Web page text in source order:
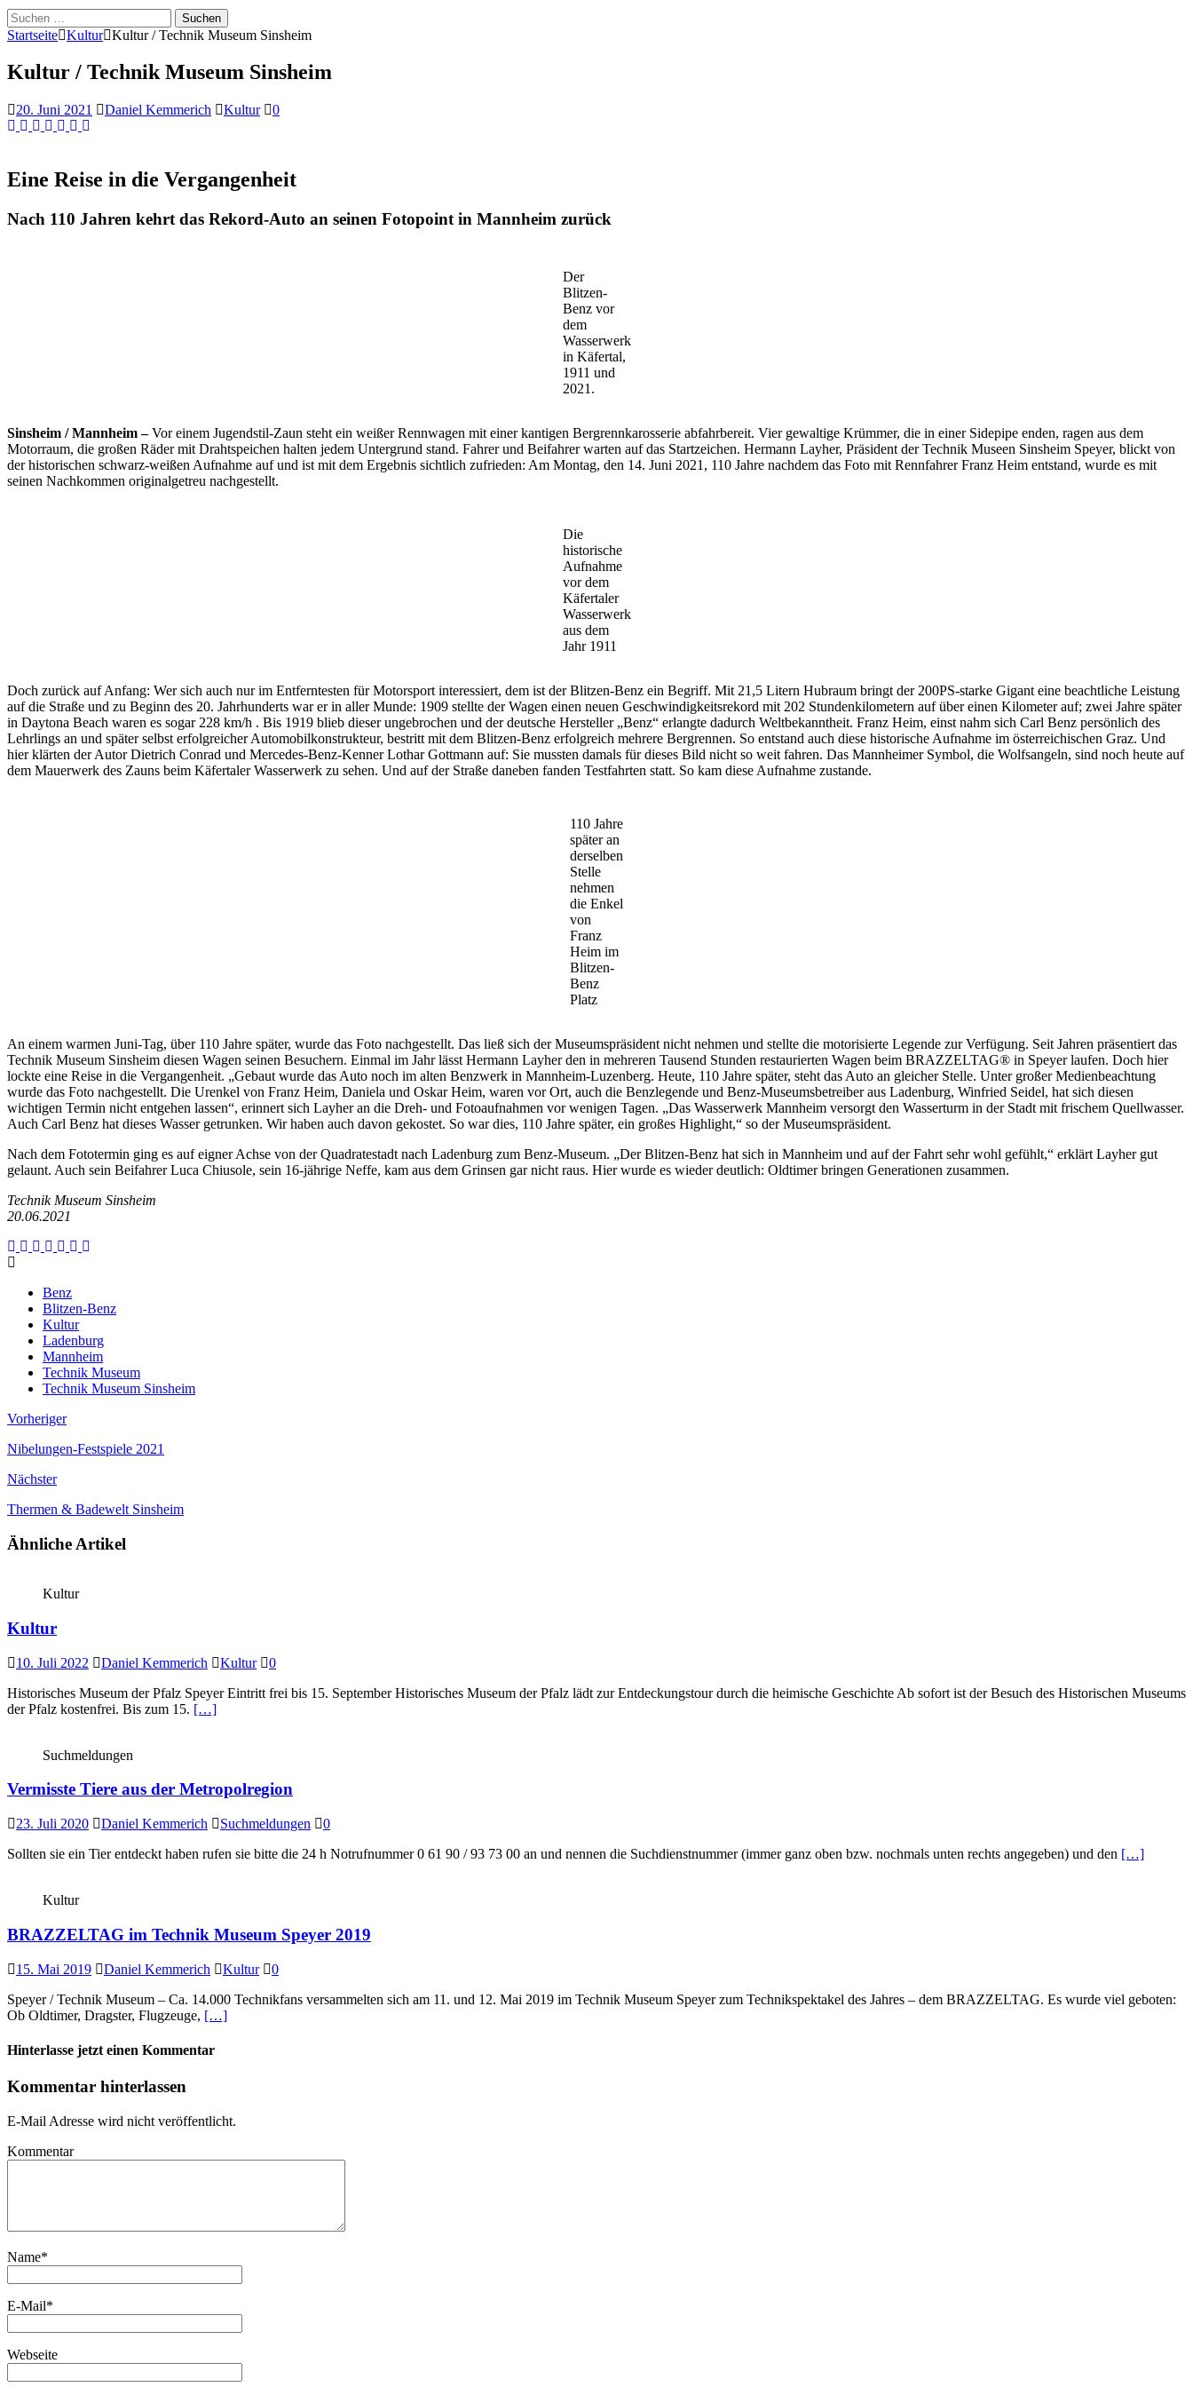
Suche
nach:
Startseite Kultur Kultur / Technik Museum Sinsheim
Kultur / Technik Museum Sinsheim
20. Juni 2021 Daniel Kemmerich Kultur 0
Eine Reise in die Vergangenheit
Nach 110 Jahren kehrt das Rekord-Auto an seinen Fotopoint in Mannheim zurück
Der
Blitzen-
Benz vor
dem
Wasserwerk
in Käfertal,
1911 und
2021.
Sinsheim / Mannheim –Vor einem Jugendstil-Zaun steht ein weißer Rennwagen mit einer kantigen Bergrennkarosserie abfahrbereit. Vier gewaltige Krümmer, die in einer Sidepipe enden, ragen aus dem
Motorraum, die großen Räder mit Drahtspeichen halten jedem Untergrund stand. Fahrer und Beifahrer warten auf das Startzeichen. Hermann Layher, Präsident der Technik Museen Sinsheim Speyer, blickt von
der historischen schwarz-weißen Aufnahme auf und ist mit dem Ergebnis sichtlich zufrieden: Am Montag, den 14. Juni 2021, 110 Jahre nachdem das Foto mit Rennfahrer Franz Heim entstand, wurde es mit
seinen Nachkommen originalgetreu nachgestellt.
Die
historische
Aufnahme
vor dem
Käfertaler
Wasserwerk
aus dem
Jahr 1911
Doch zurück auf Anfang: Wer sich auch nur im Entferntesten für Motorsport interessiert, dem ist der Blitzen-Benz ein Begriff. Mit 21,5 Litern Hubraum bringt der 200PS-starke Gigant eine beachtliche Leistung
auf die Straße und zu Beginn des 20. Jahrhunderts war er in aller Munde: 1909 stellte der Wagen einen neuen Geschwindigkeitsrekord mit 202 Stundenkilometern auf über einen Kilometer auf; zwei Jahre später
in Daytona Beach waren es sogar 228 km/h . Bis 1919 blieb dieser ungebrochen und der deutsche Hersteller „Benz“ erlangte dadurch Weltbekanntheit. Franz Heim, einst nahm sich Carl Benz persönlich des
Lehrlings an und später selbst erfolgreicher Automobilkonstrukteur, bestritt mit dem Blitzen-Benz erfolgreich mehrere Bergrennen. So entstand auch diese historische Aufnahme im österreichischen Graz. Und
hier klärten der Autor Dietrich Conrad und Mercedes-Benz-Kenner Lothar Gottmann auf: Sie mussten damals für dieses Bild nicht so weit fahren. Das Mannheimer Symbol, die Wolfsangeln, sind noch heute auf
dem Mauerwerk des Zauns beim Käfertaler Wasserwerk zu sehen. Und auf der Straße daneben fanden Testfahrten statt. So kam diese Aufnahme zustande.
110 Jahre
später an
derselben
Stelle
nehmen
die Enkel
von
Franz
Heim im
Blitzen-
Benz
Platz
An einem warmen Juni-Tag, über 110 Jahre später, wurde das Foto nachgestellt. Das ließ sich der Museumspräsident nicht nehmen und stellte die motorisierte Legende zur Verfügung. Seit Jahren präsentiert das
Technik Museum Sinsheim diesen Wagen seinen Besuchern. Einmal im Jahr lässt Hermann Layher den in mehreren Tausend Stunden restaurierten Wagen beim BRAZZELTAG® in Speyer laufen. Doch hier
lockte eine Reise in die Vergangenheit. „Gebaut wurde das Auto noch im alten Benzwerk in Mannheim-Luzenberg. Heute, 110 Jahre später, steht das Auto an gleicher Stelle. Unter großer Medienbeachtung
wurde das Foto nachgestellt. Die Urenkel von Franz Heim, Daniela und Oskar Heim, waren vor Ort, auch die Benzlegende und Benz-Museumsbetreiber aus Ladenburg, Winfried Seidel, hat sich diesen
wichtigen Termin nicht entgehen lassen“, erinnert sich Layher an die Dreh- und Fotoaufnahmen vor wenigen Tagen. „Das Wasserwerk Mannheim versorgt den Wasserturm in der Stadt mit frischem Quellwasser.
Auch Carl Benz hat dieses Wasser getrunken. Wir haben auch davon gekostet. So war dies, 110 Jahre später, ein großes Highlight,“ so der Museumspräsident.
Nach dem Fototermin ging es auf eigner Achse von der Quadratestadt nach Ladenburg zum Benz-Museum. „Der Blitzen-Benz hat sich in Mannheim und auf der Fahrt sehr wohl gefühlt,“ erklärt Layher gut
gelaunt. Auch sein Beifahrer Luca Chiusole, sein 16-jährige Neffe, kam aus dem Grinsen gar nicht raus. Hier wurde es wieder deutlich: Oldtimer bringen Generationen zusammen.
Technik Museum Sinsheim
20.06.2021
Benz
Blitzen-Benz
Kultur
Ladenburg
Mannheim
Technik Museum
Technik Museum Sinsheim
Vorheriger
Nibelungen-Festspiele 2021
Nächster
Thermen & Badewelt Sinsheim
Ähnliche Artikel
Kultur
Kultur
10. Juli 2022 Daniel Kemmerich Kultur
0
Historisches Museum der Pfalz Speyer Eintritt frei bis 15. September Historisches Museum der Pfalz lädt zur Entdeckungstour durch die heimische Geschichte Ab sofort ist der Besuch des Historischen Museums
der Pfalz kostenfrei. Bis zum 15. […]
Suchmeldungen
Vermisste Tiere aus der Metropolregion
23. Juli 2020 Daniel Kemmerich Suchmeldungen
0
Sollten sie ein Tier entdeckt haben rufen sie bitte die 24 h Notrufnummer 0 61 90 / 93 73 00 an und nennen die Suchdienstnummer (immer ganz oben bzw. nochmals unten rechts angegeben) und den […]
Kultur
BRAZZELTAG im Technik Museum Speyer 2019
15. Mai 2019 Daniel Kemmerich Kultur
0
Speyer / Technik Museum – Ca. 14.000 Technikfans versammelten sich am 11. und 12. Mai 2019 im Technik Museum Speyer zum Technikspektakel des Jahres – dem BRAZZELTAG. Es wurde viel geboten:
Ob Oldtimer, Dragster, Flugzeuge, […]
Hinterlasse jetzt einen Kommentar
Kommentar hinterlassen
E-Mail Adresse wird nicht veröffentlicht.
Kommentar
Name*
E-Mail*
Webseite